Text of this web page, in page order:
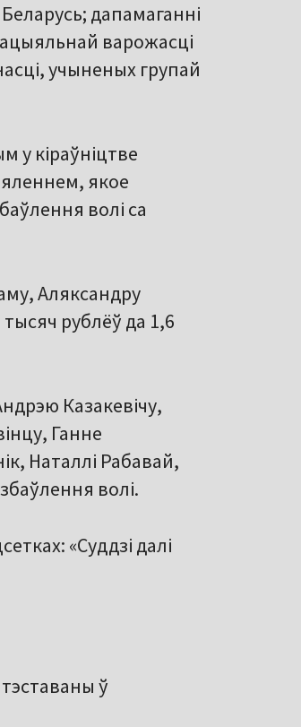
дапамаганні
варожасці
учыненых групай
у кіраўніцтве
якое
волі са
Аляксандру
рублёў да 1,6
Казакевічу,
Ганне
Наталлі Рабавай,
волі.
«Суддзі далі
ў